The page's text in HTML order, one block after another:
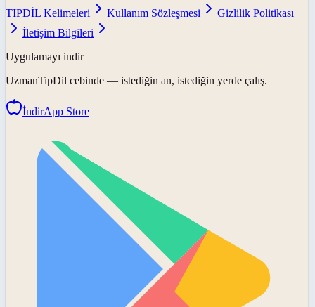
TIPDİL Kelimeleri
Kullanım Sözleşmesi
Gizlilik Politikası
İletişim Bilgileri
Uygulamayı indir
UzmanTipDil cebinde — istediğin an, istediğin yerde çalış.
İndirApp Store